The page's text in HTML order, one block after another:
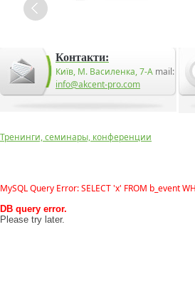
Контакти:
Київ, М. Василенка, 7-А mail:
info@akcent-pro.com
Тренинги, семинары, конференции
MySQL Query Error: SELECT 'x' FROM b_event
DB query error.
Please try later.